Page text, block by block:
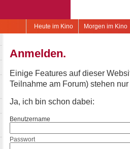
Morgen im Kino
Heute im Kino
Anmelden.
Einige Features auf dieser
Teilnahme am Forum) stehen
Ja, ich bin schon dabei:
Benutzername
Passwort